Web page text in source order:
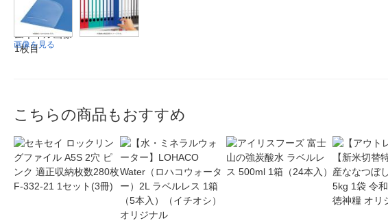
画像を見る
こちらの商品もおすすめ